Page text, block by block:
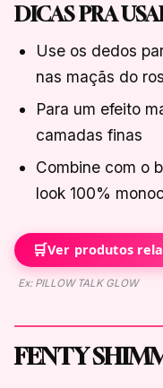
DICAS PRA
Use os dedos
nas maçãs do
Para um efeito
camadas finas
Combine com o
look 100%
🛒Ver produtos
Ex: PILLOW TALK GLOW
FENTY